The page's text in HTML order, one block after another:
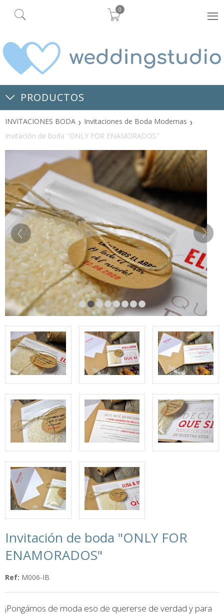
0
PRODUCTOS
INVITACIONES BODA
Invitaciones de Boda Modernas
Invitación de boda "ONLY FOR ENAMORADOS"
Invitación de boda "ONLY FOR
ENAMORADOS"
Ref: M006-IB
¡Pongámos de moda eso de quererse de verdad y para